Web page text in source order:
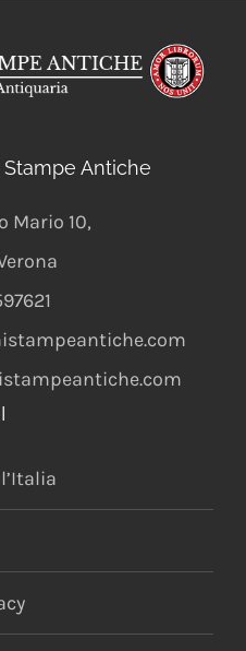
Antiche
Mario 10,